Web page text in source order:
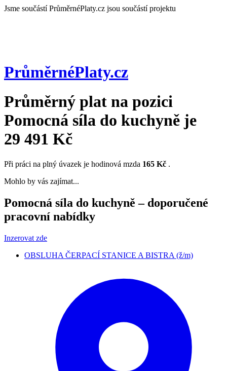
Jsme součástí PrůměrnéPlaty.cz jsou součástí projektu
PrůměrnéPlaty.cz
Průměrný plat na pozici
Pomocná síla do kuchyně je
29 491 Kč
Při práci na plný úvazek je hodinová mzda 165 Kč .
Mohlo by vás zajímat...
Pomocná síla do kuchyně – doporučené
pracovní nabídky
Inzerovat zde
OBSLUHA ČERPACÍ STANICE A BISTRA (ž/m)